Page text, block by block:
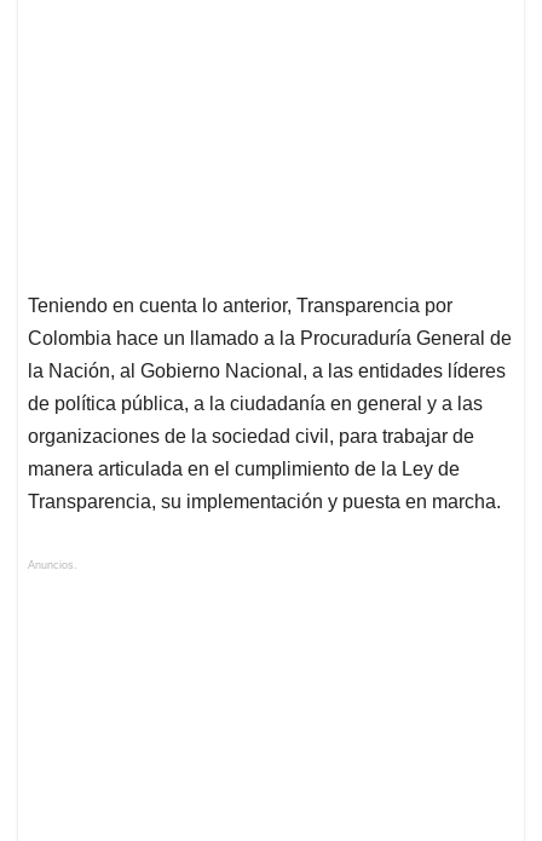
Teniendo en cuenta lo anterior, Transparencia por
Colombia hace un llamado a la Procuraduría General de
la Nación, al Gobierno Nacional, a las entidades líderes
de política pública, a la ciudadanía en general y a las
organizaciones de la sociedad civil, para trabajar de
manera articulada en el cumplimiento de la Ley de
Transparencia, su implementación y puesta en marcha.
Anuncios.